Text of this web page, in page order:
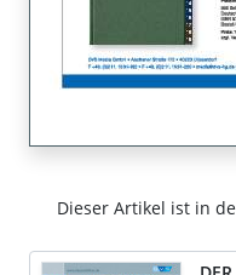
Dieser Artikel ist in